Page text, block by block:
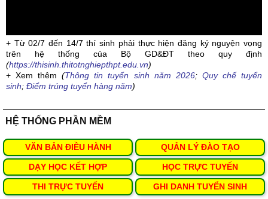
+ Từ 02/7 đến 14/7 thí sinh phải thực hiện đăng ký nguyện vọng
trên hệ thống của Bộ GD&ĐT theo quy định
(https://thisinh.thitotnghiepthpt.edu.vn)
+ Xem thêm(Thông tin tuyển sinh năm 2026; Quy chế tuyển
sinh; Điểm trúng tuyển hàng năm)
HỆ THỐNG PHẦN MỀM
VĂN BẢN ĐIỀU HÀNH QUẢN LÝ ĐÀO TẠO
DẠY HỌC KẾT HỢP HỌC TRỰC TUYẾN
THI TRỰC TUYẾN GHI DANH TUYỂN SINH